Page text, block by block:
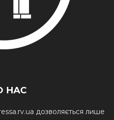
НАС
дозволяється лише